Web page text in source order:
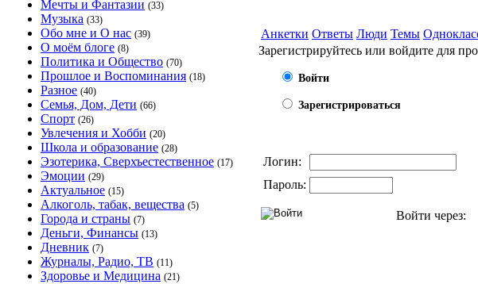
Мечты и Фантазии (33)
Музыка (33)
Обо мне и О нас (39)
О моём блоге (8)
Политика и Общество (70)
Прошлое и Воспоминания (18)
Разное (40)
Семья, Дом, Дети (66)
Спорт (26)
Увлечения и Хобби (20)
Школа и образование (28)
Эзотерика, Сверхъестественное (17)
Эмоции (29)
Актуальное (15)
Алкоголь, табак, вещества (5)
Города и страны (7)
Деньги, Финансы (13)
Дневник (7)
Журналы, Радио, ТВ (11)
Здоровье и Медицина (21)
Анкетки Ответы Люди Темы
Зарегистрируйтесь или войдите для
Войти
Зарегистрироваться
Логин:
Пароль:
Войти через: